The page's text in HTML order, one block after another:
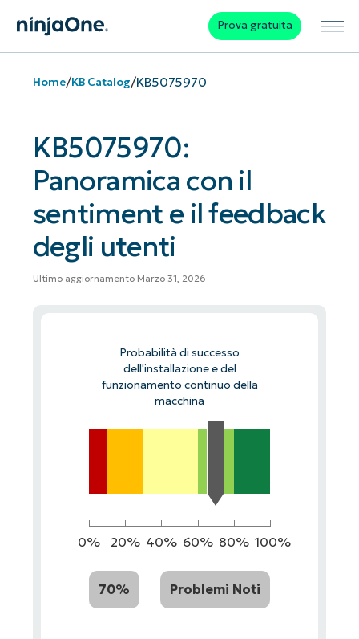
Prova gratuita
Home/KB Catalog/KB5075970
KB5075970:
Panoramica con il
sentiment e il feedback
degli utenti
Ultimo aggiornamento Marzo 31, 2026
Probabilità di successo
dell'installazione e del
funzionamento continuo della
macchina
0% 20% 40% 60% 80% 100%
70% Problemi Noti